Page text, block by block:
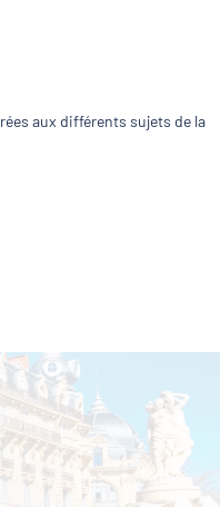
aux différents sujets de la